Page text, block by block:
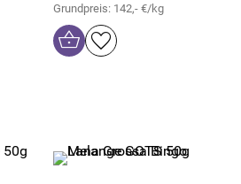
Grundpreis: 142,- €/kg